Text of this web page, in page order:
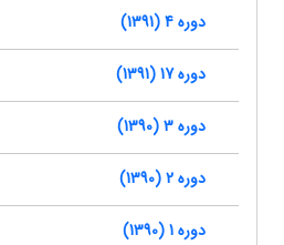
دوره 4 (1391)
دوره 17 (1391)
دوره 3 (1390)
دوره 2 (1390)
دوره 1 (1390)